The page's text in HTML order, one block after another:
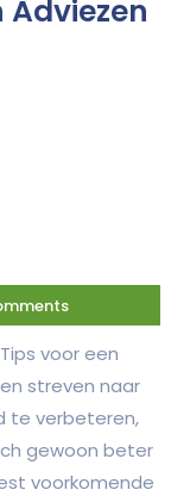
Adviezen
voor een
streven naar
te verbeteren,
gewoon beter
voorkomende